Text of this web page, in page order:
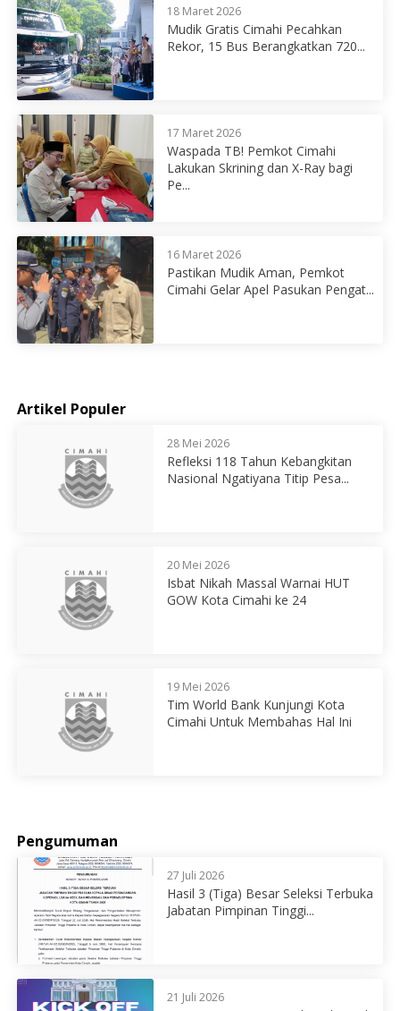
18 Maret 2026
Mudik Gratis Cimahi Pecahkan
Rekor, 15 Bus Berangkatkan 720...
17 Maret 2026
Waspada TB! Pemkot Cimahi
Lakukan Skrining dan X-Ray bagi
Pe...
16 Maret 2026
Pastikan Mudik Aman, Pemkot
Cimahi Gelar Apel Pasukan Pengat...
Artikel Populer
28 Mei 2026
Refleksi 118 Tahun Kebangkitan
Nasional Ngatiyana Titip Pesa...
20 Mei 2026
Isbat Nikah Massal Warnai HUT
GOW Kota Cimahi ke 24
19 Mei 2026
Tim World Bank Kunjungi Kota
Cimahi Untuk Membahas Hal Ini
Pengumuman
27 Juli 2026
Hasil 3 (Tiga) Besar Seleksi Terbuka
Jabatan Pimpinan Tinggi...
21 Juli 2026